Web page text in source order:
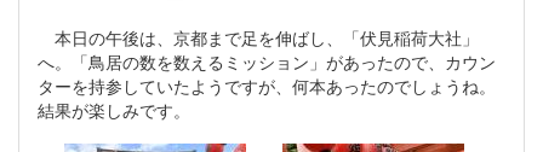
本日の午後は、京都まで足を伸ばし、「伏見稲荷大社」
へ。「鳥居の数を数えるミッション」があったので、カウン
ターを持参していたようですが、何本あったのでしょうね。
結果が楽しみです。